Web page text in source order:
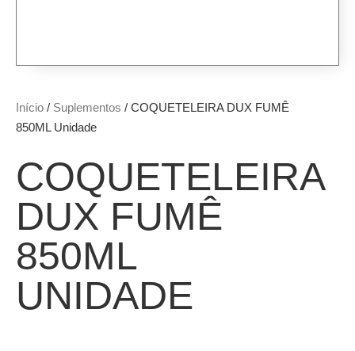
Início / Suplementos / COQUETELEIRA DUX FUMÊ
850ML Unidade
COQUETELEIRA
DUX FUMÊ
850ML
UNIDADE